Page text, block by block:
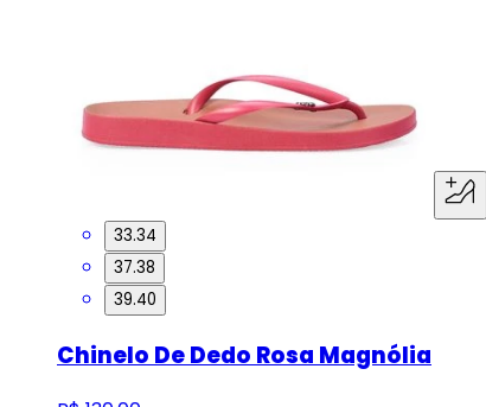
33.34
37.38
39.40
Chinelo De Dedo Rosa Magnólia